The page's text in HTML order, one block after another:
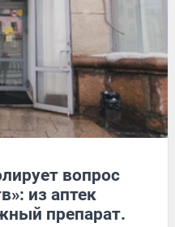
вопрос
из аптек
препарат.